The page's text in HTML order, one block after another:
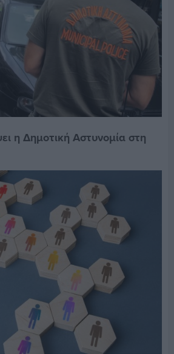
η Δημοτική Αστυνομία στη